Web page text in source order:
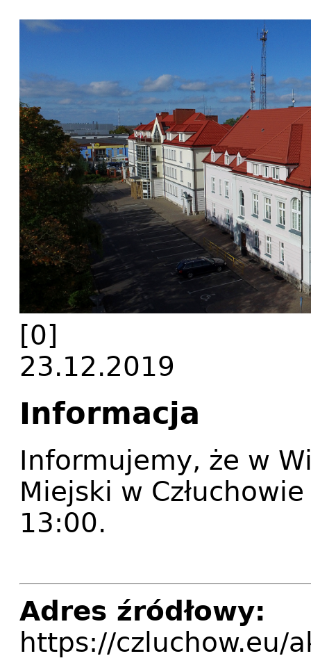
[0]
23.12.2019
Informacja
Informujemy, że w
Miejski w
13:00.
Adres źródłowy:
https://czluchow.eu/